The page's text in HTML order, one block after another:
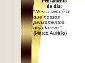
do dia:
"Nossa vida é o
que nossos
pensamentos
dela fazem. "
(Marco Aurélio)